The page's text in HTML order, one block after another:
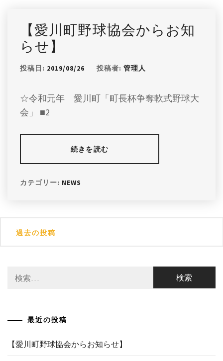
【愛川町野球協会からお知
らせ】
投稿日: 2019/08/26 投稿者: 管理人
☆令和元年 愛川町「町長杯争奪軟式野球大
会」 ■2
続きを読む
カテゴリー: NEWS
過去の投稿
索:
最近の投稿
【愛川町野球協会からお知らせ】